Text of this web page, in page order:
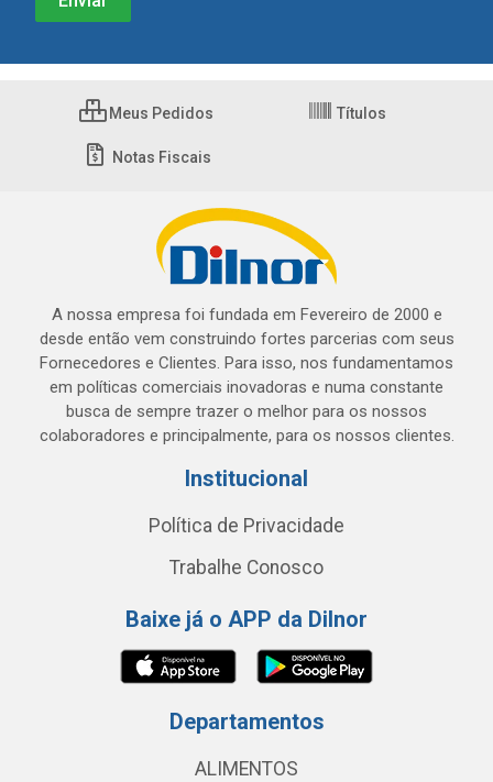
Meus Pedidos Títulos
Notas Fiscais
A nossa empresa foi fundada em Fevereiro de 2000 e
desde então vem construindo fortes parcerias com seus
Fornecedores e Clientes. Para isso, nos fundamentamos
em políticas comerciais inovadoras e numa constante
busca de sempre trazer o melhor para os nossos
colaboradores e principalmente, para os nossos clientes.
Institucional
Política de Privacidade
Trabalhe Conosco
Baixe já o APP da Dilnor
Departamentos
ALIMENTOS